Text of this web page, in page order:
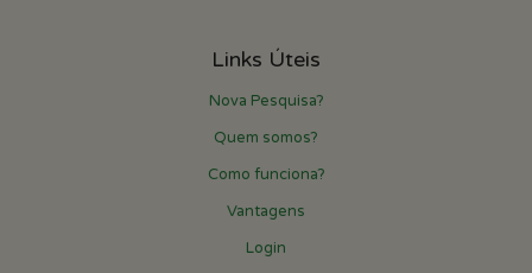
Links Úteis
Nova Pesquisa?
Quem somos?
Como funciona?
Vantagens
Login